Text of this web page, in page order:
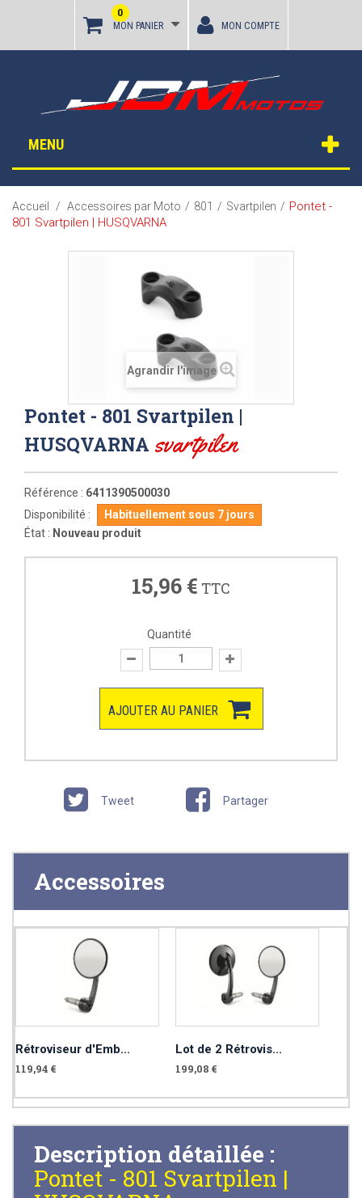
MON PANIER
0
MON COMPTE
MENU
Accueil / Accessoires par Moto / 801 / Svartpilen / Pontet -
801 Svartpilen | HUSQVARNA
Agrandir l'image
Pontet - 801 Svartpilen |
HUSQVARNA svartpilen
Référence : 6411390500030
Disponibilité :
Habituellement sous 7 jours
État : Nouveau produit
15,96 € TTC
Quantité
AJOUTER AU PANIER
Tweet Partager
Accessoires
Rétroviseur d'Emb...
119,94 €
Lot de 2 Rétrovis...
199,08 €
Description détaillée :
Pontet - 801 Svartpilen |